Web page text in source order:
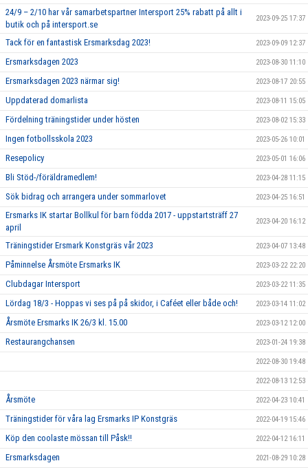
24/9 – 2/10 har vår samarbetspartner Intersport 25% rabatt på allt i
butik och på intersport.se
2023-09-25 17:37
Tack för en fantastisk Ersmarksdag 2023! 2023-09-09 12:37
Ersmarksdagen 2023 2023-08-30 11:10
Ersmarksdagen 2023 närmar sig! 2023-08-17 20:55
Uppdaterad domarlista 2023-08-11 15:05
Fördelning träningstider under hösten 2023-08-02 15:33
Ingen fotbollsskola 2023 2023-05-26 10:01
Resepolicy 2023-05-01 16:06
Bli Stöd-/föräldramedlem! 2023-04-28 11:15
Sök bidrag och arrangera under sommarlovet 2023-04-25 16:51
Ersmarks IK startar Bollkul för barn födda 2017 - uppstartsträff 27
april
2023-04-20 16:12
Träningstider Ersmark Konstgräs vår 2023 2023-04-07 13:48
Påminnelse Årsmöte Ersmarks IK 2023-03-22 22:20
Clubdagar Intersport 2023-03-22 11:35
Lördag 18/3 - Hoppas vi ses på på skidor, i Caféet eller både och! 2023-03-14 11:02
Årsmöte Ersmarks IK 26/3 kl. 15.00 2023-03-12 12:00
Restaurangchansen 2023-01-24 19:38
2022-08-30 19:48
2022-08-13 12:53
Årsmöte 2022-04-23 10:41
Träningstider för våra lag Ersmarks IP Konstgräs 2022-04-19 15:46
Köp den coolaste mössan till Påsk!! 2022-04-12 16:11
Ersmarksdagen 2021-08-29 10:28